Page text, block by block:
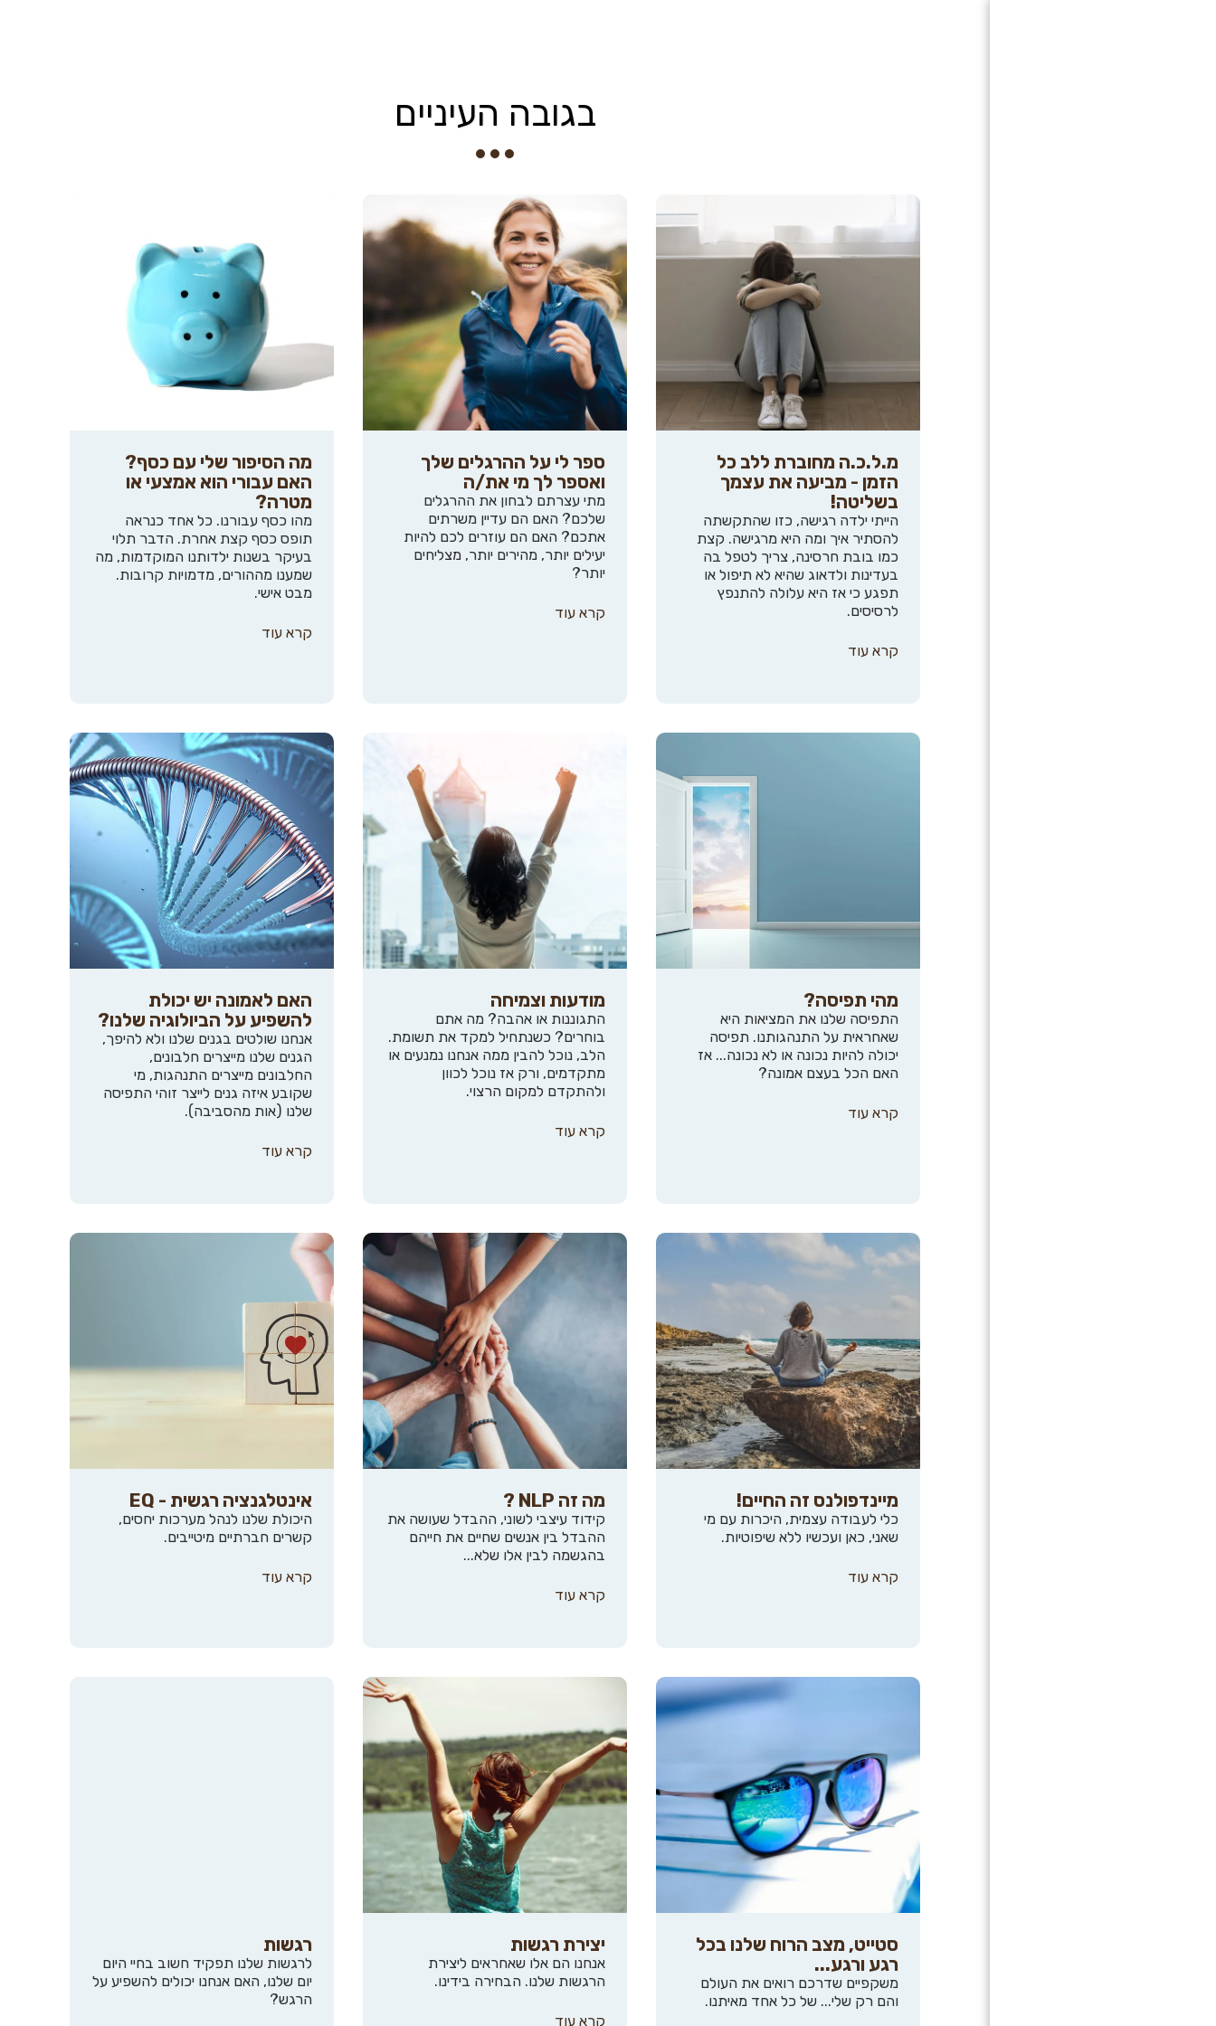
בגובה העיניים
מ.ל.כ.ה מחוברת ללב כל
הזמן - מביעה את עצמך
בשליטה!
הייתי ילדה רגישה, כזו שהתקשתה
להסתיר איך ומה היא מרגישה. קצת
כמו בובת חרסינה, צריך לטפל בה
בעדינות ולדאוג שהיא לא תיפול או
תפגע כי אז היא עלולה להתנפץ
לרסיסים.
קרא עוד
ספר לי על ההרגלים שלך
ואספר לך מי את/ה
מתי עצרתם לבחון את ההרגלים
שלכם? האם הם עדיין משרתים
אתכם? האם הם עוזרים לכם להיות
יעילים יותר, מהירים יותר, מצליחים
יותר?
קרא עוד
מה הסיפור שלי עם כסף?
האם עבורי הוא אמצעי או
מטרה?
מהו כסף עבורנו. כל אחד כנראה
תופס כסף קצת אחרת. הדבר תלוי
בעיקר בשנות ילדותנו המוקדמות, מה
שמענו מההורים, מדמויות קרובות.
מבט אישי.
קרא עוד
מהי תפיסה?
התפיסה שלנו את המציאות היא
שאחראית על התנהגותנו. תפיסה
יכולה להיות נכונה או לא נכונה... אז
האם הכל בעצם אמונה?
קרא עוד
מודעות וצמיחה
התגוננות או אהבה? מה אתם
בוחרים? כשנתחיל למקד את תשומת.
הלב, נוכל להבין ממה אנחנו נמנעים או
מתקדמים, ורק אז נוכל לכוון
ולהתקדם למקום הרצוי.
קרא עוד
האם לאמונה יש יכולת
להשפיע על הביולוגיה שלנו?
אנחנו שולטים בגנים שלנו ולא להיפך,
הגנים שלנו מייצרים חלבונים,
החלבונים מייצרים התנהגות, מי
שקובע איזה גנים לייצר זוהי התפיסה
שלנו (אות מהסביבה).
קרא עוד
מיינדפולנס זה החיים!
כלי לעבודה עצמית, היכרות עם מי
שאני, כאן ועכשיו ללא שיפוטיות.
קרא עוד
מה זה NLP ?
קידוד עיצבי לשוני, ההבדל שעושה את
ההבדל בין אנשים שחיים את חייהם
בהגשמה לבין אלו שלא...
קרא עוד
אינטלגנציה רגשית - EQ
היכולת שלנו לנהל מערכות יחסים,
קשרים חברתיים מיטייבים.
קרא עוד
סטייט, מצב הרוח שלנו בכל
רגע ורגע...
משקפיים שדרכם רואים את העולם
והם רק שלי... של כל אחד מאיתנו.
יצירת רגשות
אנחנו הם אלו שאחראים ליצירת
הרגשות שלנו. הבחירה בידינו.
קרא עוד
רגשות
לרגשות שלנו תפקיד חשוב בחיי היום
יום שלנו, האם אנחנו יכולים להשפיע על
הרגש?